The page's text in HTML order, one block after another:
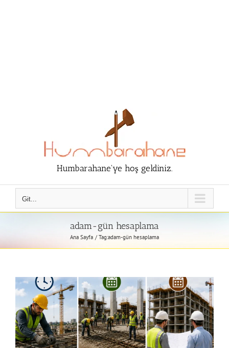
Humbarahane'ye hoş geldiniz.
Git...
adam-gün hesaplama
Ana Sayfa Tag:adam-gün hesaplama